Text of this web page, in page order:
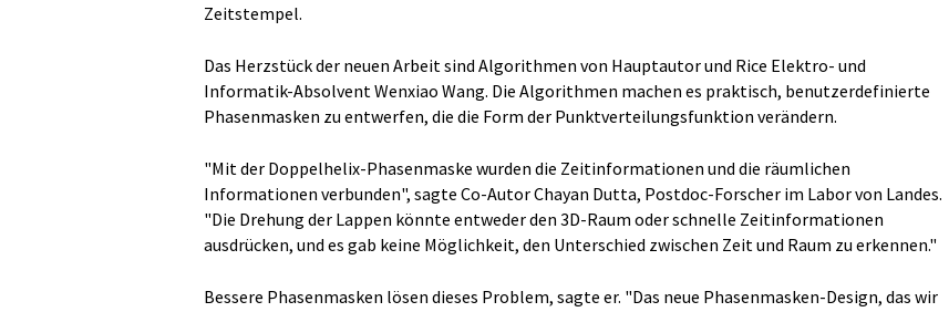
Zeitstempel.
Das Herzstück der neuen Arbeit sind Algorithmen von Hauptautor und Rice Elektro- und
Informatik-Absolvent Wenxiao Wang. Die Algorithmen machen es praktisch, benutzerdefinierte
Phasenmasken zu entwerfen, die die Form der Punktverteilungsfunktion verändern.
"Mit der Doppelhelix-Phasenmaske wurden die Zeitinformationen und die räumlichen
Informationen verbunden", sagte Co-Autor Chayan Dutta, Postdoc-Forscher im Labor von Landes.
"Die Drehung der Lappen könnte entweder den 3D-Raum oder schnelle Zeitinformationen
ausdrücken, und es gab keine Möglichkeit, den Unterschied zwischen Zeit und Raum zu erkennen."
Bessere Phasenmasken lösen dieses Problem, sagte er. "Das neue Phasenmasken-Design, das wir